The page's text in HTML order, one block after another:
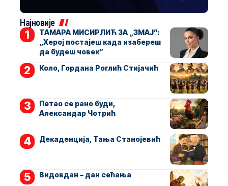
Најновије
ТАМАРА МИСИРЛИЋ ЗА „ЗМАЈ”:
„Херој постајеш када изабереш
да будеш човек”
Коло, Гордана Роглић Стијачић
Петао се рано буди,
Александар Чотрић
Декаденција, Тања Станојевић
Видовдан – дан сећања